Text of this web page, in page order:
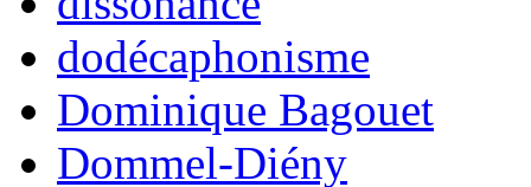
dodécaphonisme
Dominique Bagouet
Dommel-Diény